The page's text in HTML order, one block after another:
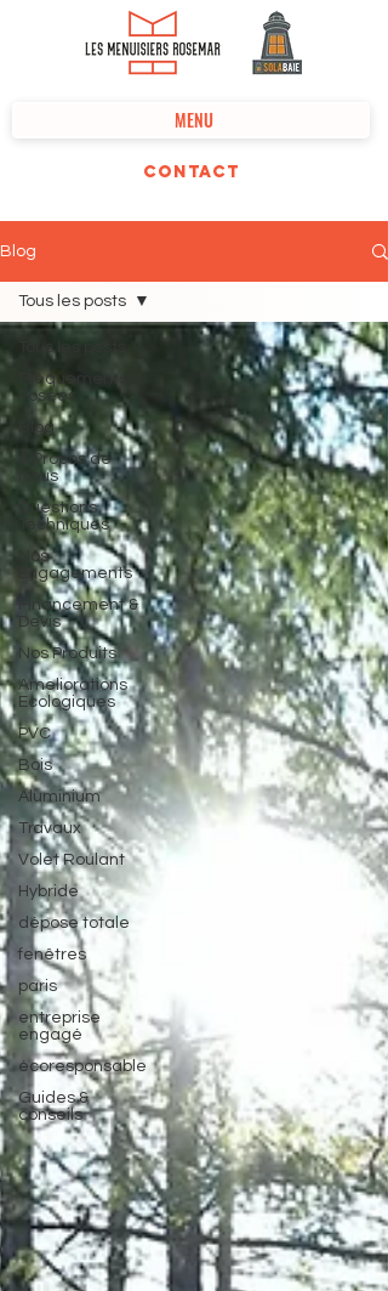
Contact
MENU
Blog
Tous les posts
Fréquements
Posées
Blog
À Propos de
Nous
Questions
Techniques
Nos
Engagements
Financement &
Devis
Nos Produits
Ameliorations
Ecologiques
PVC
Bois
Aluminium
Travaux
Volet Roulant
Hybride
dépose totale
fenêtres
paris
entreprise
engagé
écoresponsable
Guides &
conseils
Tous les posts